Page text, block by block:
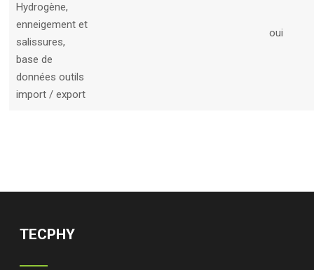
Hydrogène,
enneigement et
salissures,
base de
données outils
import / export
oui
TECPHY